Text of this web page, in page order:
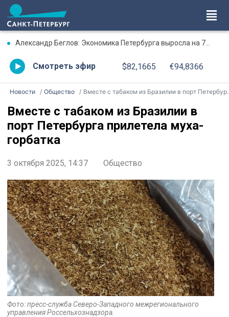
Александр Беглов: Экономика Петербурга выросла на 7% в первом полугодии
Смотреть эфир $82,1665 €94,8366
Новости Общество Вместе с табаком из Бразилии в порт Петербурга прилетела муха-горбатка
Вместе с табаком из Бразилии в
порт Петербурга прилетела муха-
горбатка
3 октября 2025, 14:37 Общество
Фото: пресс-служба Северо-Западного межрегионального
управления Россельхознадзора.